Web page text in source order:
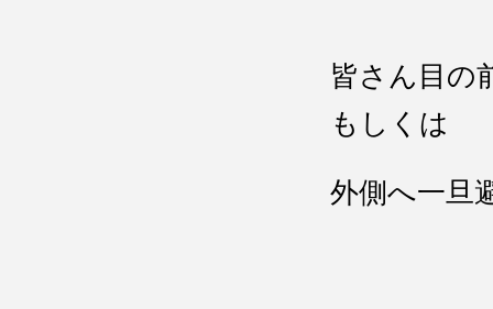
皆さん目
もしくは
外側へ一旦